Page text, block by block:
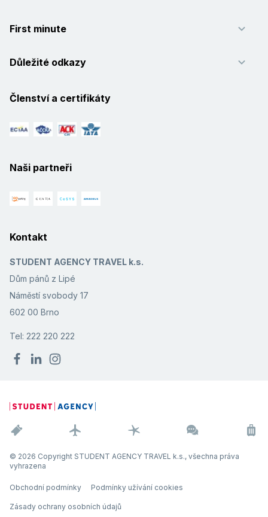
First minute
Důležité odkazy
Členství a certifikáty
Naši partneři
Kontakt
STUDENT AGENCY TRAVEL k.s.
Dům pánů z Lipé
Náměstí svobody 17
602 00 Brno
Tel: 222 220 222
© 2026 Copyright STUDENT AGENCY TRAVEL k.s., všechna práva
vyhrazena
Obchodní podmínky Podmínky užívání cookies
Zásady ochrany osobních údajů